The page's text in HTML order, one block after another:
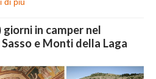
di più
in camper nel
e Monti della Laga